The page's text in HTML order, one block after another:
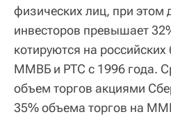
физических лиц, при этом
инвесторов превышает
котируются на
ММВБ и РТС с 1996 года.
объем торгов акциями
35% объема торгов на